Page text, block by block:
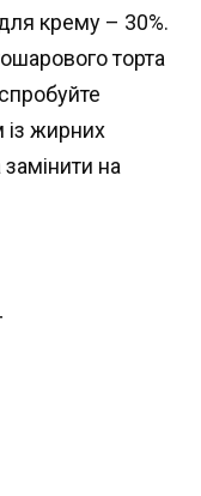
крему – 30%.
торта
із жирних
на